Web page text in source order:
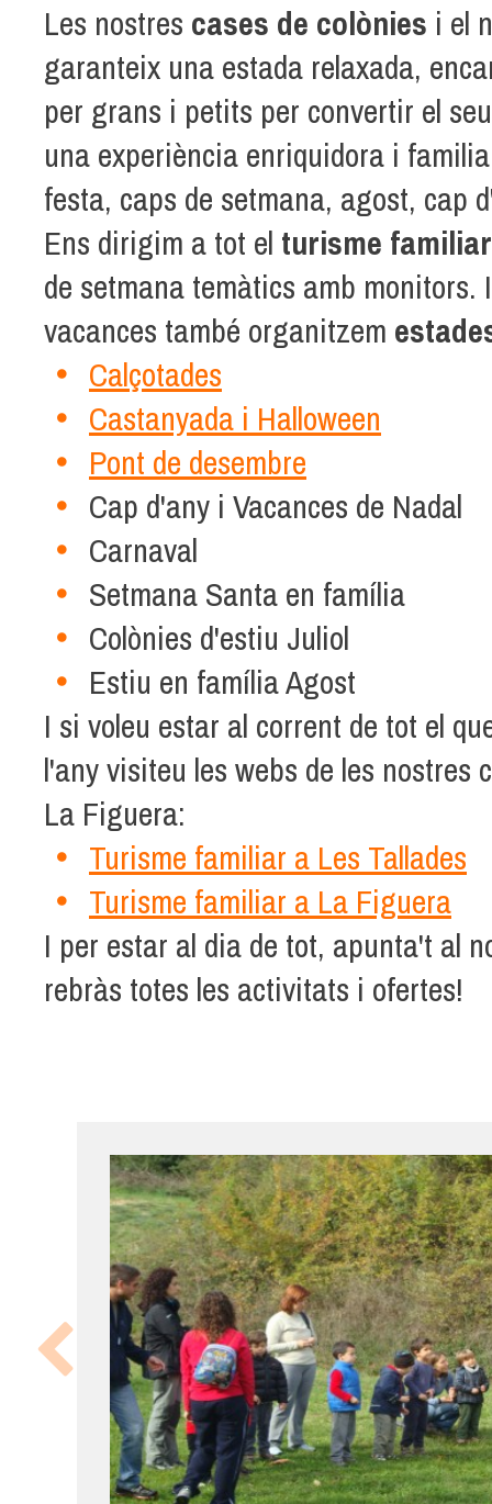
Les nostres cases de colònies i el
garanteix una estada relaxada,
per grans i petits per convertir el
una experiència enriquidora i
festa, caps de setmana, agost, cap
Ens dirigim a tot el turisme familiar
de setmana temàtics amb monitors.
vacances també organitzem
Calçotades
Castanyada i Halloween
Pont de desembre
Cap d'any i Vacances de Nadal
Carnaval
Setmana Santa en família
Colònies d'estiu Juliol
Estiu en família Agost
I si voleu estar al corrent de tot el
l'any visiteu les webs de les nostres
La Figuera:
Turisme familiar a Les Tallades
Turisme familiar a La Figuera
I per estar al dia de tot, apunta't al
rebràs totes les activitats i ofertes!